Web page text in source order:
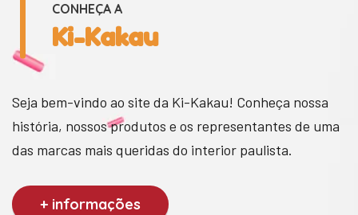
CONHEÇA A
Ki-Kakau
Seja bem-vindo ao site da Ki-Kakau! Conheça nossa
história, nossos produtos e os representantes de uma
das marcas mais queridas do interior paulista.
+ informações